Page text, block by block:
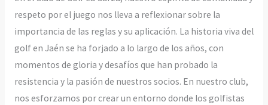
respeto por el juego nos lleva a reflexionar sobre la
importancia de las reglas y su aplicación. La historia viva del
golf en Jaén se ha forjado a lo largo de los años, con
momentos de gloria y desafíos que han probado la
resistencia y la pasión de nuestros socios. En nuestro club,
nos esforzamos por crear un entorno donde los golfistas